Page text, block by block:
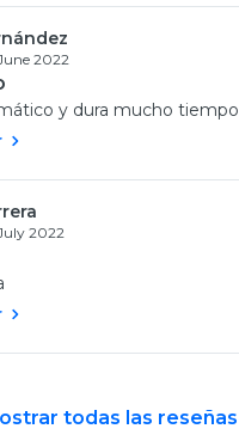
2022
y dura mucho tiempo
2022
todas las reseñas